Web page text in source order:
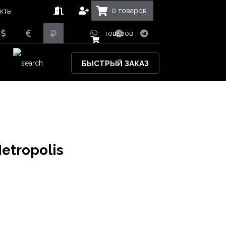
0 товаров
товаров
БЫСТРЫЙ ЗАКАЗ